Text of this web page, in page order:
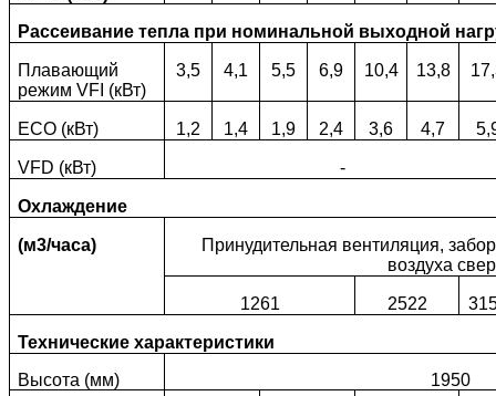
Рассеивание тепла при номинальной выходной
Плавающий
режим VFI (кВт)
3,5 4,1 5,5 6,9 10,4 13,8
ECO (кВт) 1,2 1,4 1,9 2,4 3,6 4,7
VFD (кВт) -
Охлаждение
(м3/часа)
Принудительная вентиляция,
воздуха
1261 2522
Технические характеристики
Высота (мм)
1950